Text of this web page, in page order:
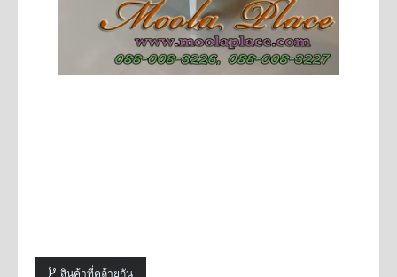
สินค้าที่คล้ายกัน